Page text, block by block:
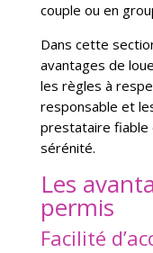
couple ou en
Dans cette
avantages de
les règles à
responsable et
prestataire fiable
sérénité.
Les
permis
Facilité